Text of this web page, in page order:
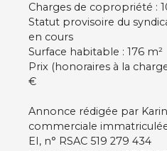
Charges de copropriété :
Statut provisoire du
en cours
Surface habitable : 176 m²
Prix (honoraires à la
€
Annonce rédigée par
commerciale
EI, n° RSAC 519 279 434